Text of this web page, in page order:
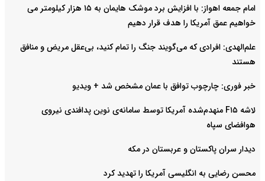
امام‌ جمعه اهواز: با افزایش برد موشک هایمان به ۱۵ هزار کیلومتر می
خواهیم عمق آمریکا را هدف قرار دهیم
علم‌الهدی: افرادی که می‌گویند جنگ را تمام کنید، بی‌عقل مریض و منافق
هستند
خبر فوری: چارچوب توافق با عمان مشخص شد + ویدیو
لاشه F۱۵ منهدم‌شده آمریکا توسط سامانه‌ی نوین پدافندی نیروی
هوافضای سپاه
دیدار سران پاکستان و عربستان در مکه
محسن رضایی به انگلیسی آمریکا را تهدید کرد